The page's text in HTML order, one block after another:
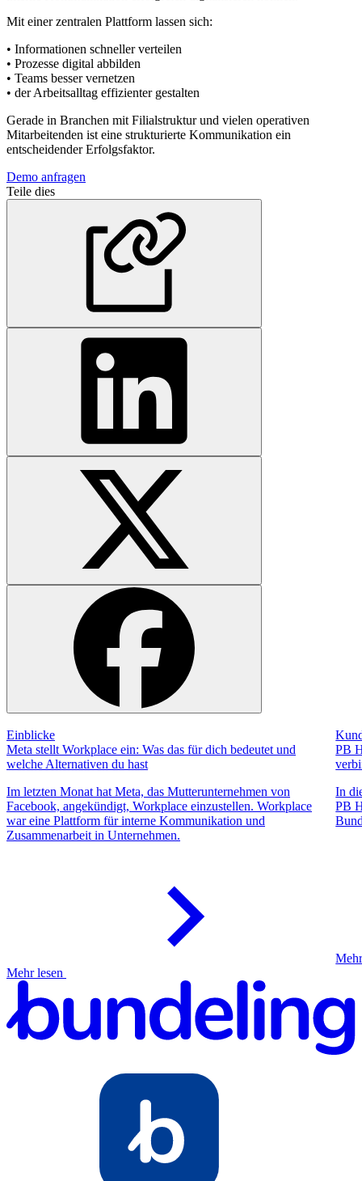
Mit einer zentralen Plattform lassen sich:
• Informationen schneller verteilen
• Prozesse digital abbilden
• Teams besser vernetzen
• der Arbeitsalltag effizienter gestalten
Gerade in Branchen mit Filialstruktur und vielen operativen
Mitarbeitenden ist eine strukturierte Kommunikation ein
entscheidender Erfolgsfaktor.
Demo anfragen
Teile dies
Einblicke
Meta stellt Workplace ein: Was das für dich bedeutet und
welche Alternativen du hast
Im letzten Monat hat Meta, das Mutterunternehmen von
Facebook, angekündigt, Workplace einzustellen. Workplace
war eine Plattform für interne Kommunikation und
Zusammenarbeit in Unternehmen.
Mehr lesen
PB
In
PB